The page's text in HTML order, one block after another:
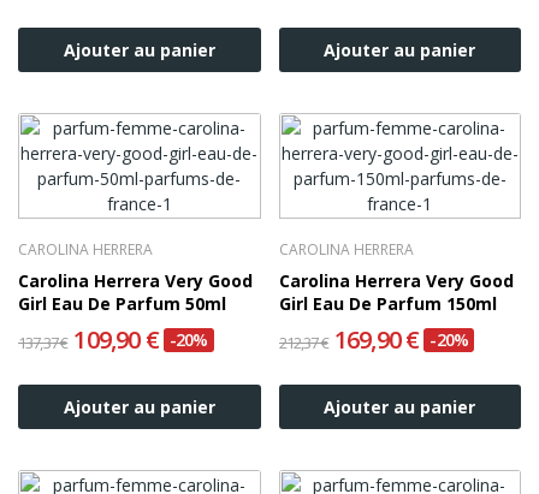
Ajouter au panier Ajouter au panier
CAROLINA HERRERA
Carolina Herrera Very Good
Girl Eau De Parfum 50ml
137,37 € 109,90 € -20%
Ajouter au panier
CAROLINA HERRERA
Carolina Herrera Very Good
Girl Eau De Parfum 150ml
212,37 € 169,90 € -20%
Ajouter au panier